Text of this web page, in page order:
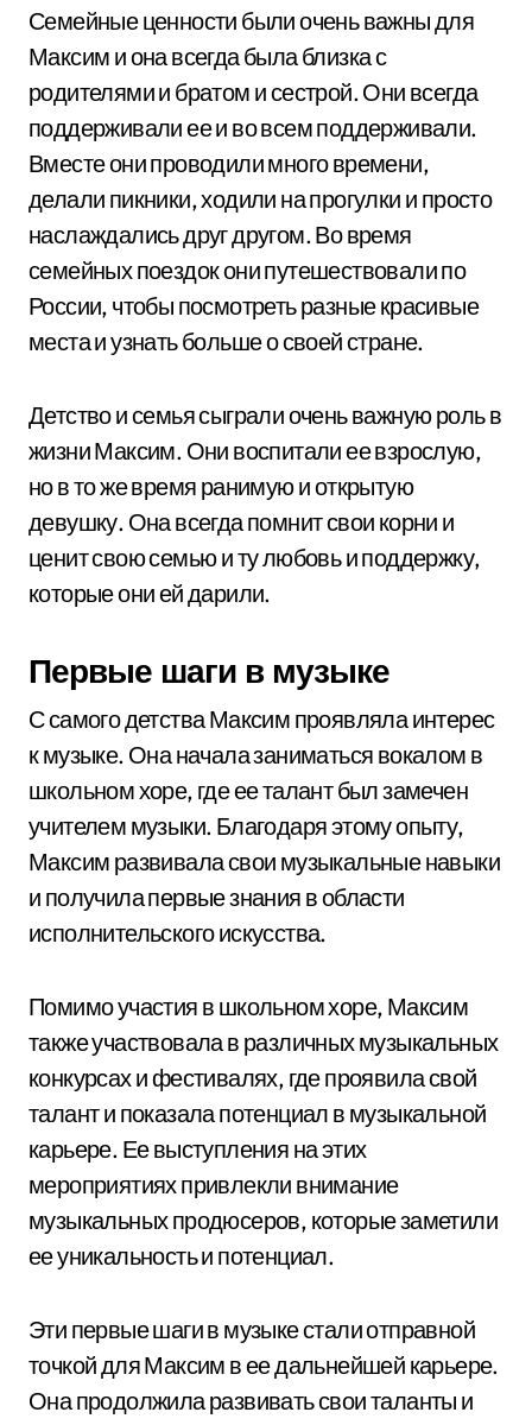
Семейные ценности были очень важны для
Максим и она всегда была близка с
родителями и братом и сестрой. Они всегда
поддерживали ее и во всем поддерживали.
Вместе они проводили много времени,
делали пикники, ходили на прогулки и просто
наслаждались друг другом. Во время
семейных поездок они путешествовали по
России, чтобы посмотреть разные красивые
места и узнать больше о своей стране.
Детство и семья сыграли очень важную роль в
жизни Максим. Они воспитали ее взрослую,
но в то же время ранимую и открытую
девушку. Она всегда помнит свои корни и
ценит свою семью и ту любовь и поддержку,
которые они ей дарили.
Первые шаги в музыке
С самого детства Максим проявляла интерес
к музыке. Она начала заниматься вокалом в
школьном хоре, где ее талант был замечен
учителем музыки. Благодаря этому опыту,
Максим развивала свои музыкальные навыки
и получила первые знания в области
исполнительского искусства.
Помимо участия в школьном хоре, Максим
также участвовала в различных музыкальных
конкурсах и фестивалях, где проявила свой
талант и показала потенциал в музыкальной
карьере. Ее выступления на этих
мероприятиях привлекли внимание
музыкальных продюсеров, которые заметили
ее уникальность и потенциал.
Эти первые шаги в музыке стали отправной
точкой для Максим в ее дальнейшей карьере.
Она продолжила развивать свои таланты и